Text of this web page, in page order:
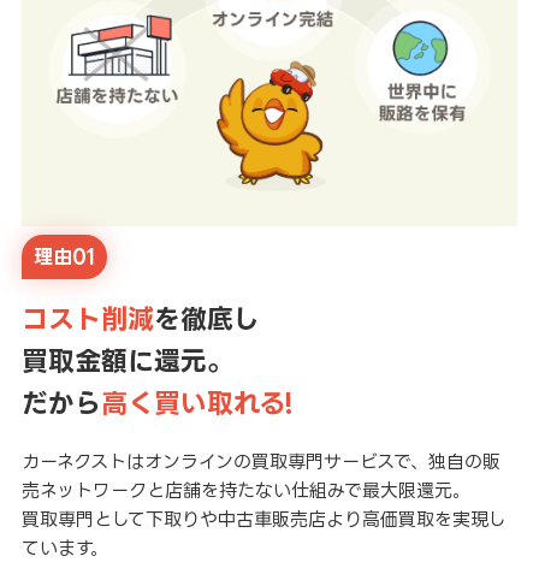
理由01
コスト削減を徹底し
買取金額に還元。
だから高く買い取れる!
カーネクストはオンラインの買取専門サービスで、独自の販
売ネットワークと店舗を持たない仕組みで最大限還元。
買取専門として下取りや中古車販売店より高価買取を実現し
ています。